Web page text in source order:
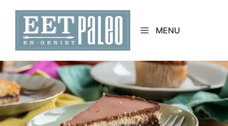
content
MENU